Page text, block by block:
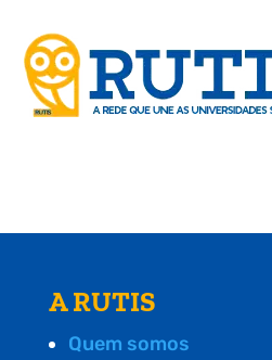
A RUTIS
Quem somos